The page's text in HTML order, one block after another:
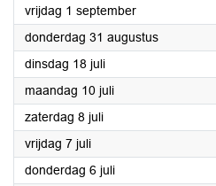
vrijdag 1 september2023
donderdag 31 augustus2023
dinsdag 18 juli2023
maandag 10 juli2023
zaterdag 8 juli2023
vrijdag 7 juli2023
donderdag 6 juli2023